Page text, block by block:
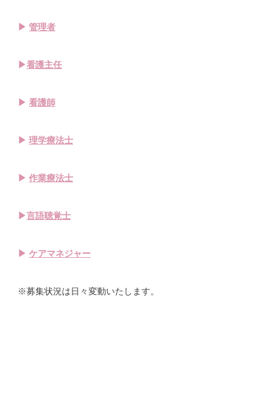
▶ 管理者
▶看護主任
▶ 看護師
▶ 理学療法士
▶ 作業療法士
▶言語聴覚士
▶ ケアマネジャー
※募集状況は日々変動いたします。